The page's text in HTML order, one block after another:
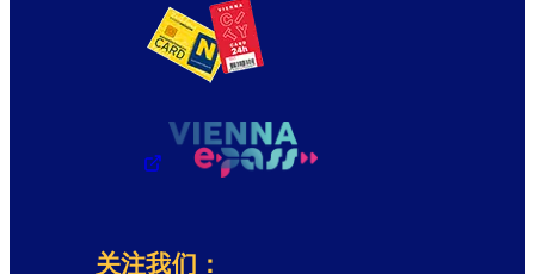
关注我们：